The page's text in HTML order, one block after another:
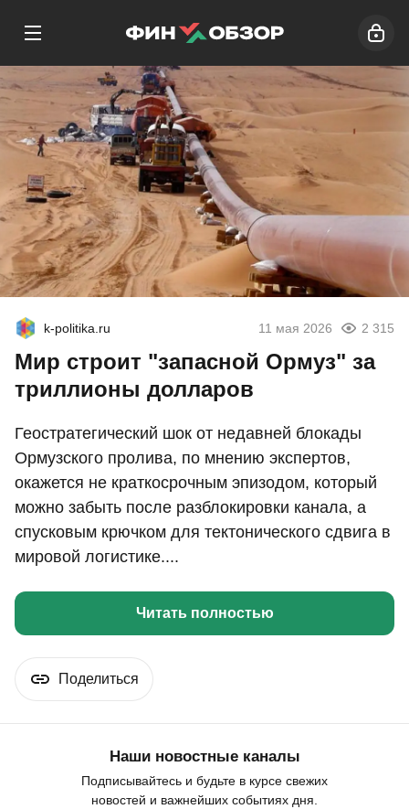
k-politika.ru 11 мая 2026 2 315
Мир строит "запасной Ормуз" за
триллионы долларов
Геостратегический шок от недавней блокады
Ормузского пролива, по мнению экспертов,
окажется не краткосрочным эпизодом, который
можно забыть после разблокировки канала, а
спусковым крючком для тектонического сдвига в
мировой логистике....
Читать полностью
Поделиться
Наши новостные каналы
Подписывайтесь и будьте в курсе свежих
новостей и важнейших событиях дня.